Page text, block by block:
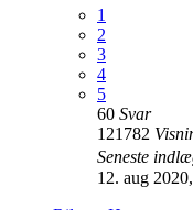
1
2
3
4
5
60 Svar
121782
Seneste
12. aug